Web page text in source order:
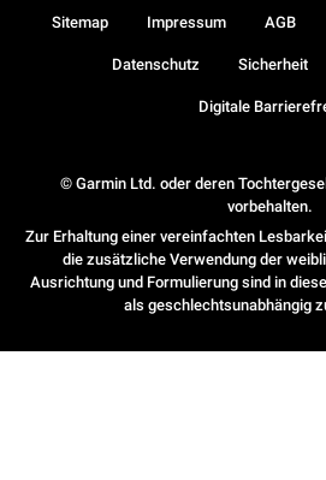
© Garmin Ltd. oder deren
vorbehalten.
Zur Erhaltung einer vereinfachten
die zusätzliche Verwendung der
Ausrichtung und Formulierung sind in
als geschlechtsunabhängig
Sitemap Impressum AGB
Datenschutz Sicherheit
Digitale